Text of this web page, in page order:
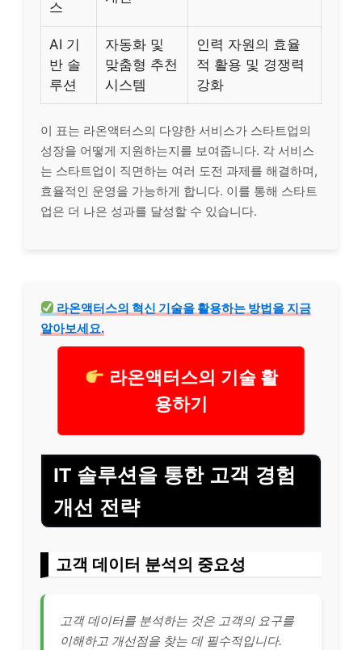
스
AI 기
반 솔
루션
자동화 및
맞춤형 추천
시스템
인력 자원의 효율
적 활용 및 경쟁력
강화
이 표는 라온액터스의 다양한 서비스가 스타트업의
성장을 어떻게 지원하는지를 보여줍니다. 각 서비스
는 스타트업이 직면하는 여러 도전 과제를 해결하며,
효율적인 운영을 가능하게 합니다. 이를 통해 스타트
업은 더 나은 성과를 달성할 수 있습니다.
라온액터스의 혁신 기술을 활용하는 방법을 지금
알아보세요.
라온액터스의 기술 활
용하기
IT 솔루션을 통한 고객 경험
개선 전략
고객 데이터 분석의 중요성
고객 데이터를 분석하는 것은 고객의 요구를
이해하고 개선점을 찾는 데 필수적입니다.